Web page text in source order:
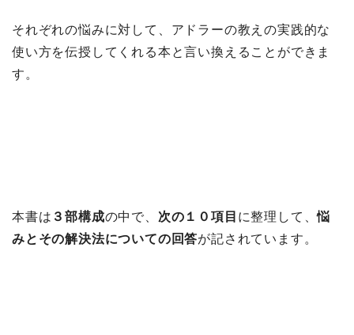
それぞれの悩みに対して、アドラーの教えの実践的な
使い方を伝授してくれる本と言い換えることができま
す。
本書は ３部構成の中で、 次の１０項目 に整理して、悩
みとその解決法についての回答が記されています。